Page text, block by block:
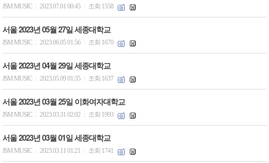
JSM MUSIC 2023.07.01 00:45 조회 1558
서울 2023년 05월 27일 세종대학교
JSM MUSIC 2023.06.05 01:56 조회 1670
서울 2023년 04월 29일 세종대학교
JSM MUSIC 2023.05.09 01:35 조회 1637
서울 2023년 03월 25일 이화여자대학교
JSM MUSIC 2023.03.31 02:02 조회 1993
서울 2023년 03월 01일 세종대학교
JSM MUSIC 2023.03.11 01:21 조회 1741